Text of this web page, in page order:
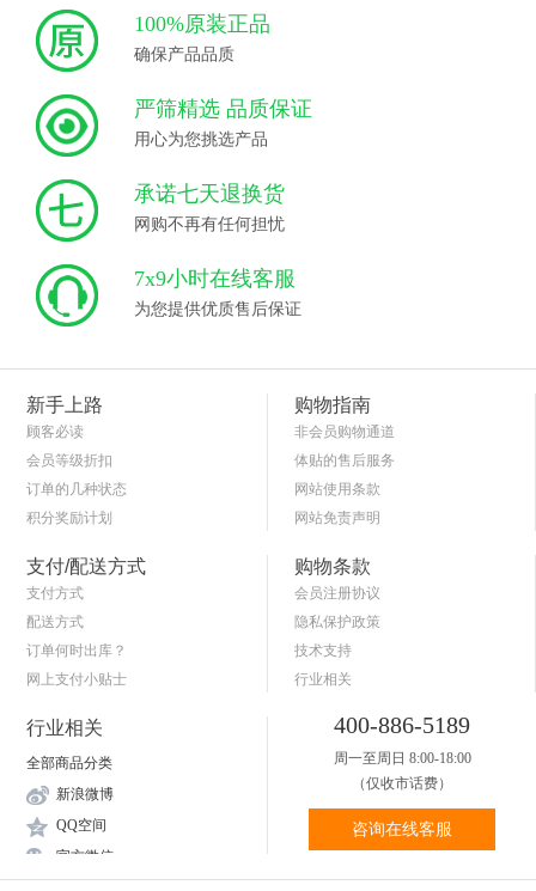
100%原装正品
确保产品品质
严筛精选 品质保证
用心为您挑选产品
承诺七天退换货
网购不再有任何担忧
7x9小时在线客服
为您提供优质售后保证
新手上路
顾客必读
会员等级折扣
订单的几种状态
积分奖励计划
购物指南
非会员购物通道
体贴的售后服务
网站使用条款
网站免责声明
支付/配送方式
支付方式
配送方式
订单何时出库？
网上支付小贴士
购物条款
会员注册协议
隐私保护政策
技术支持
行业相关
行业相关
全部商品分类
新浪微博
QQ空间
官方微信
400-886-5189
周一至周日 8:00-18:00
（仅收市话费）
咨询在线客服